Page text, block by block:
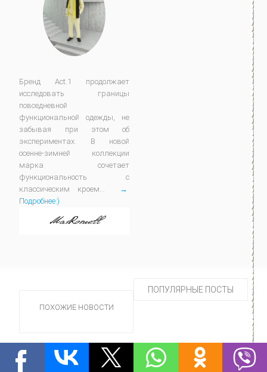
Бренд Act.1 продолжает
исследовать границы
повседневной
функциональной одежды, не
забывая при этом об
экспериментах. В новой
осенне-зимней коллекции
марка сочетает
функциональность с
классическим кроем...
→
Подробнее:)
ПОХОЖИЕ НОВОСТИ
ПОПУЛЯРНЫЕ ПОСТЫ